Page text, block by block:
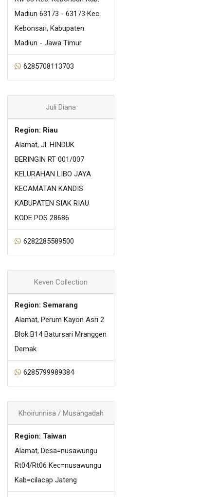
Madiun 63173 - 63173 Kec.
Kebonsari, Kabupaten
Madiun - Jawa Timur
6285708113703
Juli Diana
Region: Riau
Alamat, Jl. HINDUK
BERINGIN RT 001/007
KELURAHAN LIBO JAYA
KECAMATAN KANDIS
KABUPATEN SIAK RIAU
KODE POS 28686
6282285589500
Keven Collection
Region: Semarang
Alamat, Perum Kayon Asri 2
Blok B14 Batursari Mranggen
Demak
6285799989384
Khoirunnisa / Musangadah
Region: Taiwan
Alamat, Desa=nusawungu
Rt04/Rt06 Kec=nusawungu
Kab=cilacap Jateng